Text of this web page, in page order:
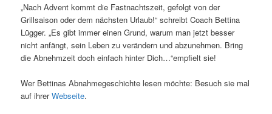
„Nach Advent kommt die Fastnachtszeit, gefolgt von der
Grillsaison oder dem nächsten Urlaub!“ schreibt Coach Bettina
Lügger. „Es gibt immer einen Grund, warum man jetzt besser
nicht anfängt, sein Leben zu verändern und abzunehmen. Bring
die Abnehmzeit doch einfach hinter Dich…“empfielt sie!
Wer Bettinas Abnahmegeschichte lesen möchte: Besuch sie mal
auf ihrerWebseite.